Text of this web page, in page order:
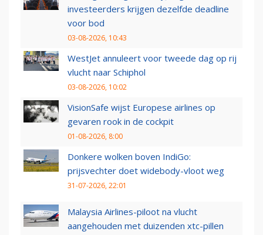
investeerders krijgen dezelfde deadline
voor bod
03-08-2026, 10:43
WestJet annuleert voor tweede dag op rij
vlucht naar Schiphol
03-08-2026, 10:02
VisionSafe wijst Europese airlines op
gevaren rook in de cockpit
01-08-2026, 8:00
Donkere wolken boven IndiGo:
prijsvechter doet widebody-vloot weg
31-07-2026, 22:01
Malaysia Airlines-piloot na vlucht
aangehouden met duizenden xtc-pillen